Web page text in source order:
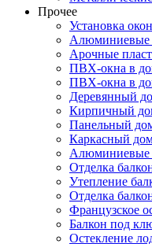
Прочее
Установка окон
Алюминиевые
Арочные
ПВХ-окна в
ПВХ-окна в
Деревянный
Кирпичный
Панельный
Каркасный
Алюминиевые
Отделка
Утепление
Отделка
Французское
Балкон под
Остекление